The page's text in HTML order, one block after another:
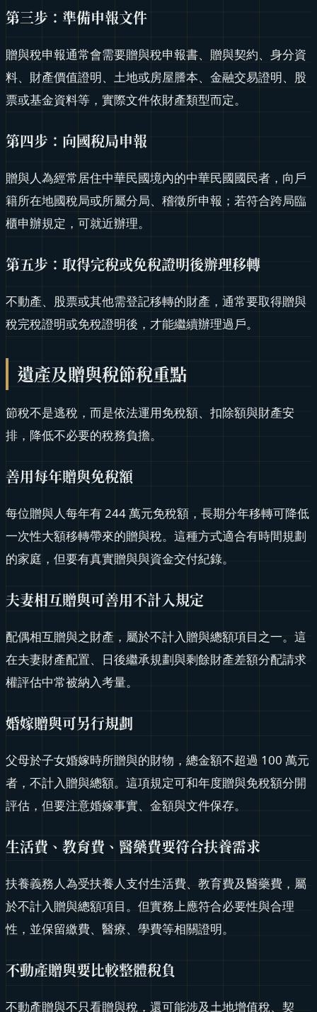
第三步：準備申報文件
贈與稅申報通常會需要贈與稅申報書、贈與契約、身分資
料、財產價值證明、土地或房屋謄本、金融交易證明、股
票或基金資料等，實際文件依財產類型而定。
第四步：向國稅局申報
贈與人為經常居住中華民國境內的中華民國國民者，向戶
籍所在地國稅局或所屬分局、稽徵所申報；若符合跨局臨
櫃申辦規定，可就近辦理。
第五步：取得完稅或免稅證明後辦理移轉
不動產、股票或其他需登記移轉的財產，通常要取得贈與
稅完稅證明或免稅證明後，才能繼續辦理過戶。
遺產及贈與稅節稅重點
節稅不是逃稅，而是依法運用免稅額、扣除額與財產安
排，降低不必要的稅務負擔。
善用每年贈與免稅額
每位贈與人每年有 244 萬元免稅額，長期分年移轉可降低
一次性大額移轉帶來的贈與稅。這種方式適合有時間規劃
的家庭，但要有真實贈與與資金交付紀錄。
夫妻相互贈與可善用不計入規定
配偶相互贈與之財產，屬於不計入贈與總額項目之一。這
在夫妻財產配置、日後繼承規劃與剩餘財產差額分配請求
權評估中常被納入考量。
婚嫁贈與可另行規劃
父母於子女婚嫁時所贈與的財物，總金額不超過 100 萬元
者，不計入贈與總額。這項規定可和年度贈與免稅額分開
評估，但要注意婚嫁事實、金額與文件保存。
生活費、教育費、醫藥費要符合扶養需求
扶養義務人為受扶養人支付生活費、教育費及醫藥費，屬
於不計入贈與總額項目。但實務上應符合必要性與合理
性，並保留繳費、醫療、學費等相關證明。
不動產贈與要比較整體稅負
不動產贈與不只看贈與稅，還可能涉及土地增值稅、契